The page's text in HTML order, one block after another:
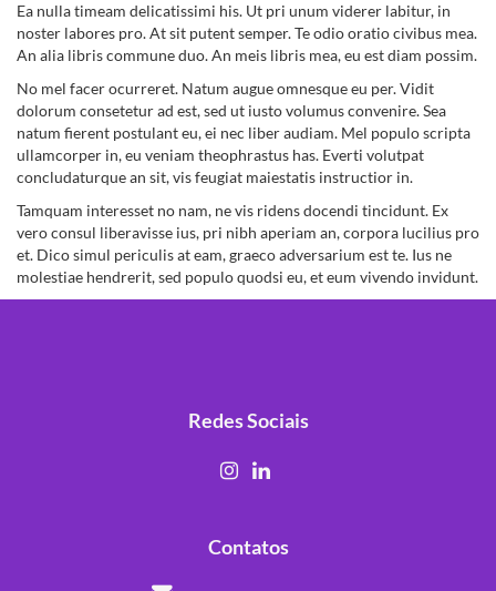
Ea nulla timeam delicatissimi his. Ut pri unum viderer labitur, in
noster labores pro. At sit putent semper. Te odio oratio civibus mea.
An alia libris commune duo. An meis libris mea, eu est diam possim.
No mel facer ocurreret. Natum augue omnesque eu per. Vidit
dolorum consetetur ad est, sed ut iusto volumus convenire. Sea
natum fierent postulant eu, ei nec liber audiam. Mel populo scripta
ullamcorper in, eu veniam theophrastus has. Everti volutpat
concludaturque an sit, vis feugiat maiestatis instructior in.
Tamquam interesset no nam, ne vis ridens docendi tincidunt. Ex
vero consul liberavisse ius, pri nibh aperiam an, corpora lucilius pro
et. Dico simul periculis at eam, graeco adversarium est te. Ius ne
molestiae hendrerit, sed populo quodsi eu, et eum vivendo invidunt.
Redes Sociais
Contatos